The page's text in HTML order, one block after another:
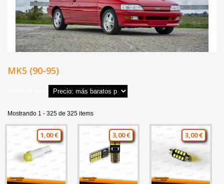
MK5 (90-95)
Mostrando 1 - 325 de 325 items
1,00 € 3,00 € 3,00 €